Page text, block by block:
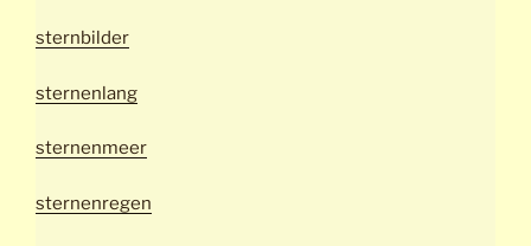
sternbilder
sternenlang
sternenmeer
sternenregen